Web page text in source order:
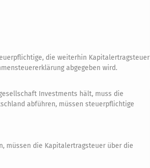
die weiterhin Kapitalertragsteuer
abgegeben wird.
Investments hält, muss die
abführen, müssen steuerpflichtige
müssen die Kapitalertragsteuer über die